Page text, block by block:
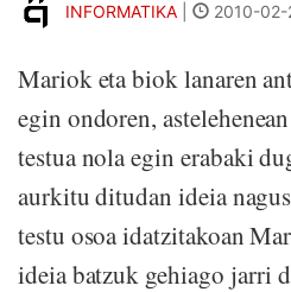
INFORMATIKA 2010-02-
Mariok eta biok lanaren
egin ondoren,
testua nola egin erabaki
aurkitu ditudan ideia
testu osoa idatzitakoan
ideia batzuk gehiago jarri